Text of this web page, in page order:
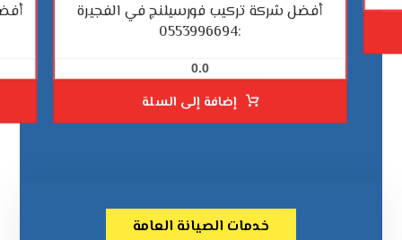
أفضل شركة تركيب فورسيلنج في الفجيرة
:0553996694
0.0
إضافة إلى السلة
خدمات الصيانة العامة